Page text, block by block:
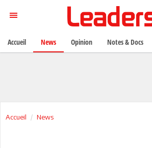
Accueil News
Accueil News Opinion Notes & Docs